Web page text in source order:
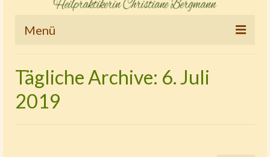
Menü
Therapien und Tätigkeitsschwerpunkte
Osteopathie – Kinderostheopathie
Tägliche Archive: 6. Juli
2019